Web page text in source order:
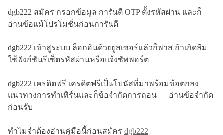
dgb222 สมัคร กรอกข้อมูล การันตี OTP ตั้งรหัสผ่าน และก็
อ่านข้อแม้โปรโมชั่นก่อนการันตี
dgb222 เข้าสู่ระบบ ล็อกอินด้วยยูสเซอร์แล้วก็พาส ถ้าเกิดลืม
ใช้ฟังก์ชันรีเซ็ตรหัสผ่านหรือแจ้งซัพพอร์ต
dgb222 เครดิตฟรี เครดิตฟรีเป็นโบนัสที่มาพร้อมข้อตกลง
แนวทางการทำเทิร์นและก็ข้อจำกัดการถอน — อ่านข้อจำกัด
ก่อนรับ
ทำไมจำต้องอ่านคู่มือนี้ก่อนสมัคร dgb222